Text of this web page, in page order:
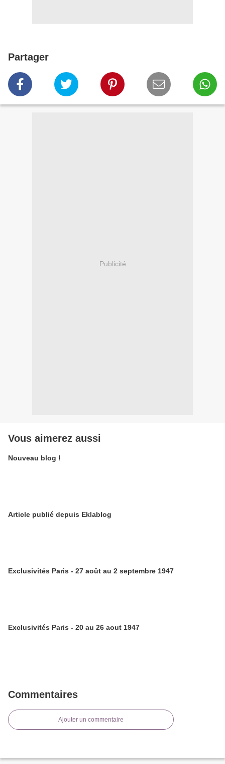
Partager
Publicité
Vous aimerez aussi
Nouveau blog !
Article publié depuis Eklablog
Exclusivités Paris - 27 août au 2 septembre 1947
Exclusivités Paris - 20 au 26 aout 1947
Commentaires
Ajouter un commentaire